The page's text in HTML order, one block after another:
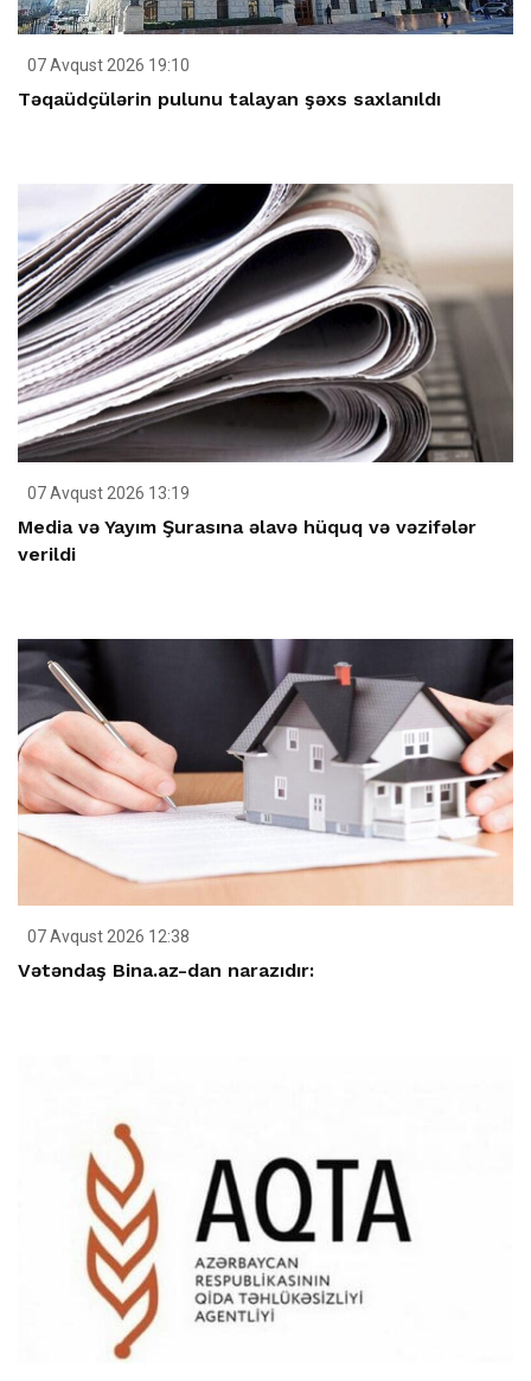
07 Avqust 2026 19:10
Təqaüdçülərin pulunu talayan şəxs saxlanıldı
07 Avqust 2026 13:19
Media və Yayım Şurasına əlavə hüquq və vəzifələr
verildi
07 Avqust 2026 12:38
Vətəndaş Bina.az-dan narazıdır: